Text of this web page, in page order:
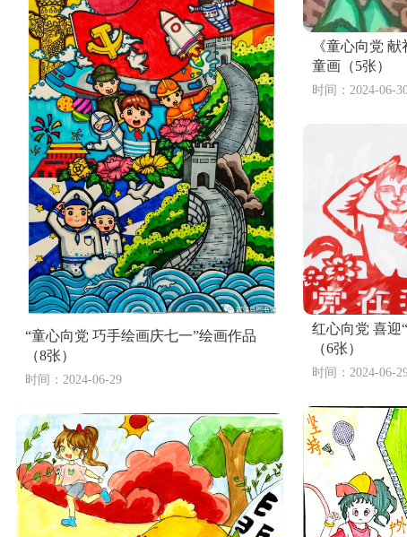
“童心向党 巧手绘画庆七一”绘画作品
（8张）
时间：2024-06-29
《童心向党
童画（5张）
时间：2024-06-
红心向党 喜迎
（6张）
时间：2024-06-
7张小学三年级防灾减灾专题绘画作品一等奖
喜迎二十大 永远跟党走主题绘画作品（精选9张）
2024建团百年主题儿童画（6张） 环